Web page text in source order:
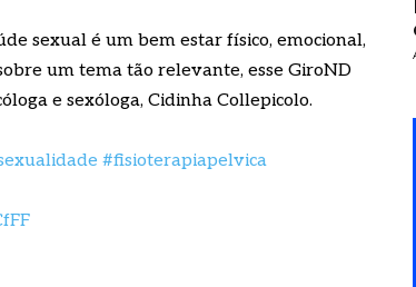
sexual é um bem estar físico, emocional,
um tema tão relevante, esse GiroND
e sexóloga, Cidinha Collepicolo.
#fisioterapiapelvica